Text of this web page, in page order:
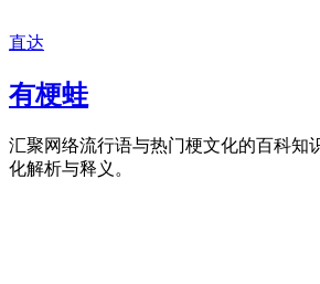
直达
有梗蛙
汇聚网络流行语与热门梗文化的百科知
化解析与释义。